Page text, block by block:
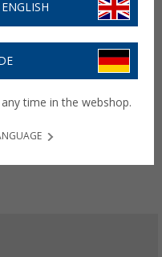
time in the webshop.